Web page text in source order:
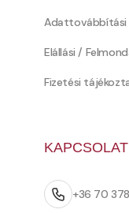
Adattovábbítási
Elállási /
Fizetési
KAPCSOLAT
+36 70